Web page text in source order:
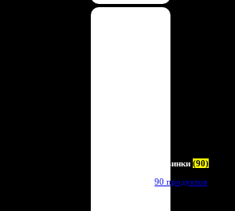
Новинки (90)
90 продуктов